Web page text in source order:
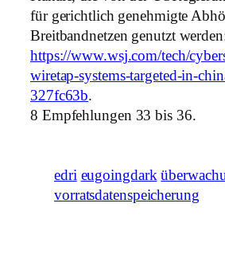
für gerichtlich genehmigte
Breitbandnetzen genutzt
https://www.wsj.com/tech/
wiretap-systems-targeted-in-
327fc63b.
8 Empfehlungen 33 bis 36.
edri eugoingdark
vorratsdatenspeicherung